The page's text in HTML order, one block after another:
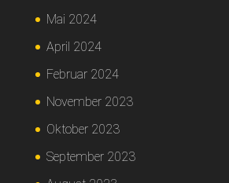
Mai 2024
April 2024
Februar 2024
November 2023
Oktober 2023
September 2023